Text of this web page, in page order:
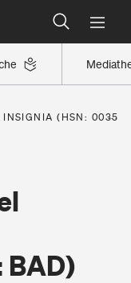
INSIGNIA (HSN: 0035,
BAD)